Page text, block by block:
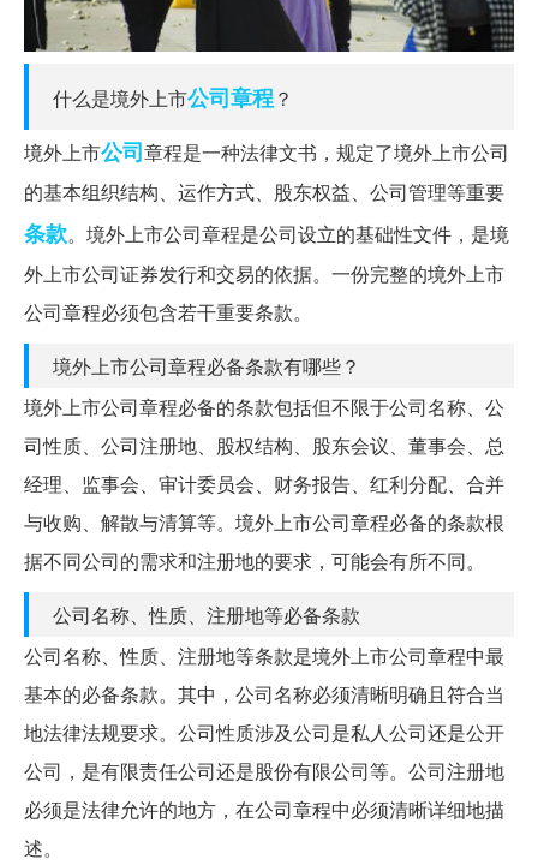
什么是境外上市公司章程？
境外上市公司章程是一种法律文书，规定了境外上市公司
的基本组织结构、运作方式、股东权益、公司管理等重要
条款。境外上市公司章程是公司设立的基础性文件，是境
外上市公司证券发行和交易的依据。一份完整的境外上市
公司章程必须包含若干重要条款。
境外上市公司章程必备条款有哪些？
境外上市公司章程必备的条款包括但不限于公司名称、公
司性质、公司注册地、股权结构、股东会议、董事会、总
经理、监事会、审计委员会、财务报告、红利分配、合并
与收购、解散与清算等。境外上市公司章程必备的条款根
据不同公司的需求和注册地的要求，可能会有所不同。
公司名称、性质、注册地等必备条款
公司名称、性质、注册地等条款是境外上市公司章程中最
基本的必备条款。其中，公司名称必须清晰明确且符合当
地法律法规要求。公司性质涉及公司是私人公司还是公开
公司，是有限责任公司还是股份有限公司等。公司注册地
必须是法律允许的地方，在公司章程中必须清晰详细地描
述。